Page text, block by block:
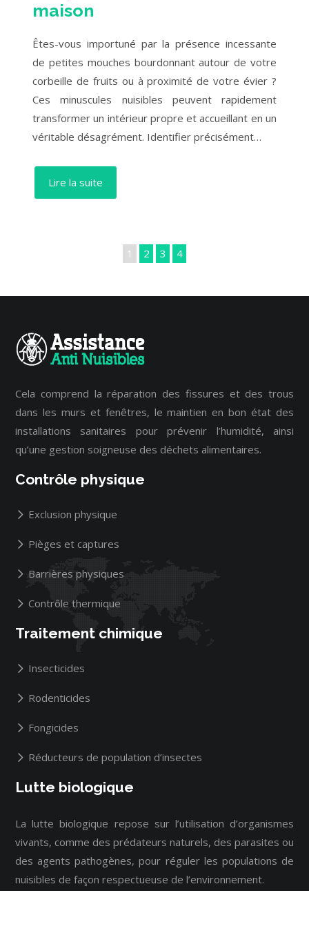
maison
Êtes-vous importuné par la présence incessante
de petites mouches bourdonnant autour de votre
corbeille de fruits ou à proximité de votre évier ?
Ces minuscules nuisibles peuvent rapidement
transformer un intérieur propre et accueillant en un
véritable désagrément. Identifier précisément…
Lire la suite
1 2 3 4
Cela comprend la réparation des fissures et des trous
dans les murs et fenêtres, le maintien en bon état des
installations sanitaires pour prévenir l’humidité, ainsi
qu’une gestion soigneuse des déchets alimentaires.
Contrôle physique
Exclusion physique
Pièges et captures
Barrières physiques
Contrôle thermique
Traitement chimique
Insecticides
Rodenticides
Fongicides
Réducteurs de population d’insectes
Lutte biologique
La lutte biologique repose sur l’utilisation d’organismes
vivants, comme des prédateurs naturels, des parasites ou
des agents pathogènes, pour réguler les populations de
nuisibles de façon respectueuse de l’environnement.